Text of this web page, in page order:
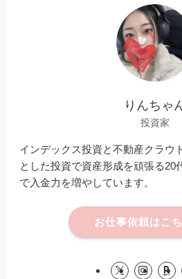
りんちゃ
投資家
インデックス投資と不動産クラウ
とした投資で資産形成を頑張る20
で入金力を増やしています。
お仕事依頼はこ